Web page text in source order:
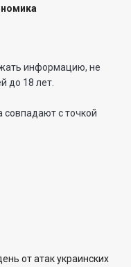
информацию, не
до 18 лет.
совпадают с точкой
от атак украинских